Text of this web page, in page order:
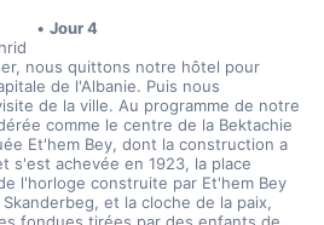
Jour 4
nous quittons notre hôtel pour
de l'Albanie. Puis nous
de la ville. Au programme de notre
comme le centre de la Bektachie
Et'hem Bey, dont la construction a
s'est achevée en 1923, la place
l'horloge construite par Et'hem Bey
et la cloche de la paix,